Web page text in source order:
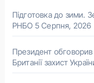
Підготовка до зими.
РНБО 5 Серпня, 2026
Президент обговорив
Британії захист